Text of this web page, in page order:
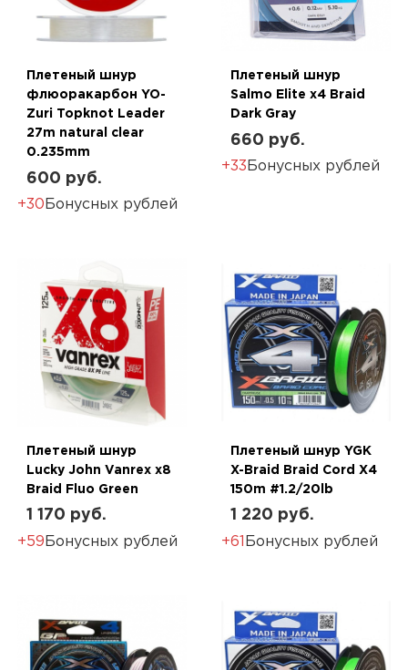
Плетеный шнур
флюоракарбон YO-
Zuri Topknot Leader
27m natural clear
0.235mm
600 руб.
+30 Бонусных рублей
Плетеный шнур
Salmo Elite x4 Braid
Dark Gray
660 руб.
+33 Бонусных рублей
Плетеный шнур
Lucky John Vanrex х8
Braid Fluo Green
1 170 руб.
+59 Бонусных рублей
Плетеный шнур YGK
X-Braid Braid Cord X4
150m #1.2/20lb
1 220 руб.
+61 Бонусных рублей